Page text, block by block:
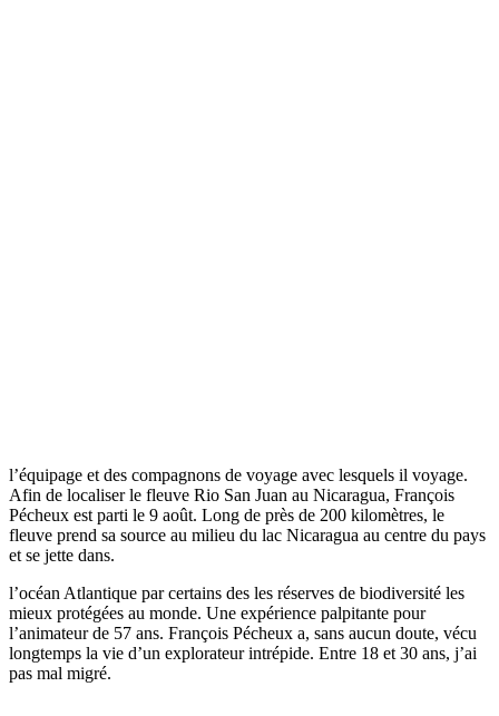
l’équipage et des compagnons de voyage avec lesquels il voyage.
Afin de localiser le fleuve Rio San Juan au Nicaragua, François
Pécheux est parti le 9 août. Long de près de 200 kilomètres, le
fleuve prend sa source au milieu du lac Nicaragua au centre du pays
et se jette dans.
l’océan Atlantique par certains des les réserves de biodiversité les
mieux protégées au monde. Une expérience palpitante pour
l’animateur de 57 ans. François Pécheux a, sans aucun doute, vécu
longtemps la vie d’un explorateur intrépide. Entre 18 et 30 ans, j’ai
pas mal migré.